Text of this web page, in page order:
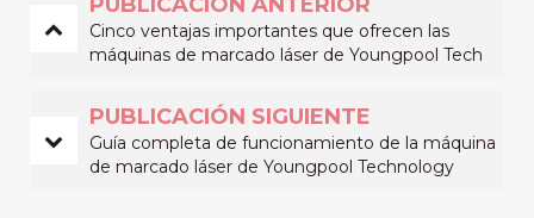
Cinco ventajas importantes que ofrecen las
máquinas de marcado láser de Youngpool Tech
PUBLICACIÓN SIGUIENTE
Guía completa de funcionamiento de la máquina
de marcado láser de Youngpool Technology